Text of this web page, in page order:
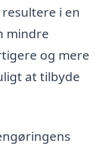
i en
mindre
og mere
at tilbyde